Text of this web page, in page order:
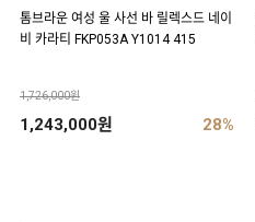
톰브라운 여성 울 사선 바 릴렉스드 네이
비 카라티 FKP053A Y1014 415
1,726,000원
1,243,000원 28%